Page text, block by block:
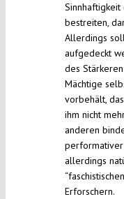
Sinnhaftigkeit
bestreiten,
Allerdings
aufgedeckt
des
Mächtige
vorbehält,
ihm nicht
anderen
allerdings
Erforschern.